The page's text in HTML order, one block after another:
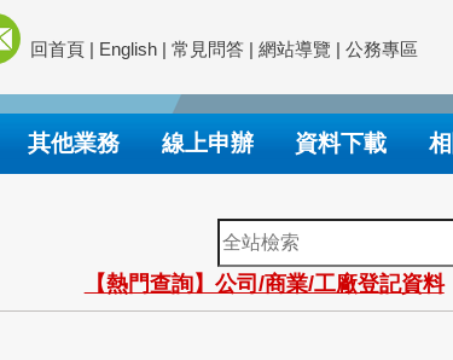
回首頁 | English | 常見問答 | 網站導覽 | 公務專區
其他業務 線上申辦 資料下載
全
站
檢
索
【熱門查詢】公司/商業/工廠登記資料